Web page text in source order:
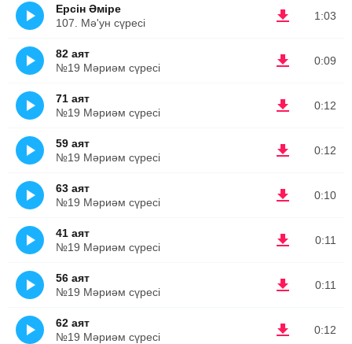
1:03
Ерсін Әміре
107. Мә'ун сүресі
0:09
82 аят
№19 Мәриәм сүресі
0:12
71 аят
№19 Мәриәм сүресі
0:12
59 аят
№19 Мәриәм сүресі
0:10
63 аят
№19 Мәриәм сүресі
0:11
41 аят
№19 Мәриәм сүресі
0:11
56 аят
№19 Мәриәм сүресі
0:12
62 аят
№19 Мәриәм сүресі